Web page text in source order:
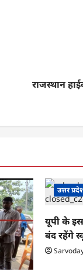
राजस्थान
उत्तर
यूपी के
बंद रहेंगे